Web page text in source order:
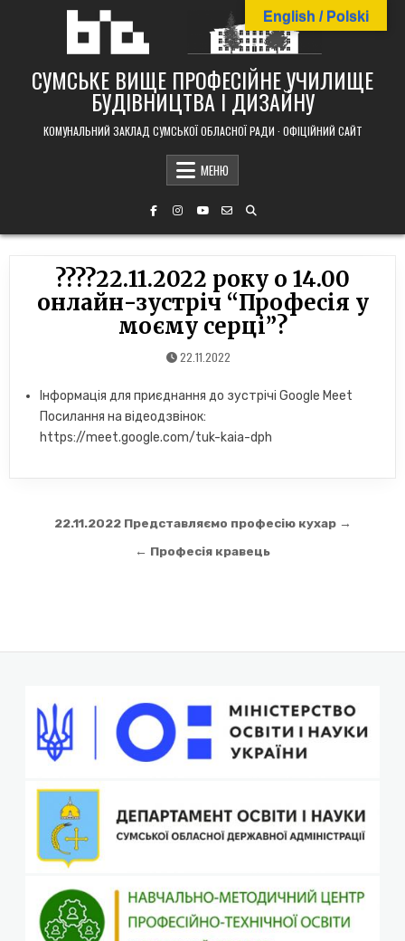
СУМСЬКЕ ВИЩЕ ПРОФЕСІЙНЕ УЧИЛИЩЕ
БУДІВНИЦТВА І ДИЗАЙНУ
КОМУНАЛЬНИЙ ЗАКЛАД СУМСЬКОЇ ОБЛАСНОЇ РАДИ · ОФІЦІЙНИЙ САЙТ
МЕНЮ
?‍??‍?22.11.2022 року о 14.00
онлайн-зустріч “Професія у
моєму серці”?
22.11.2022
Інформація для приєднання до зустрічі Google Meet
Посилання на відеодзвінок:
https://meet.google.com/tuk-kaia-dph
Навігація
22.11.2022 Представляємо професію кухар →
← Професія кравець
English / Polski